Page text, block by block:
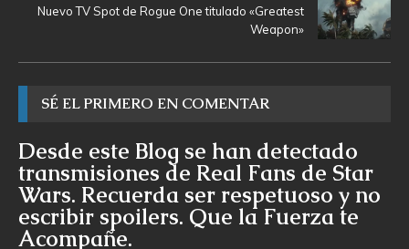
Nuevo TV Spot de Rogue One titulado «Greatest
Weapon»
SÉ EL PRIMERO EN COMENTAR
Desde este Blog se han detectado
transmisiones de Real Fans de Star
Wars. Recuerda ser respetuoso y no
escribir spoilers. Que la Fuerza te
Acompañe.